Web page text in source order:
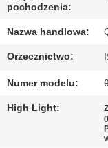
SIĘ
Z
NAMI
pochodzenia:
Nazwa handlowa:
Orzecznictwo:
Numer modelu:
High Light: